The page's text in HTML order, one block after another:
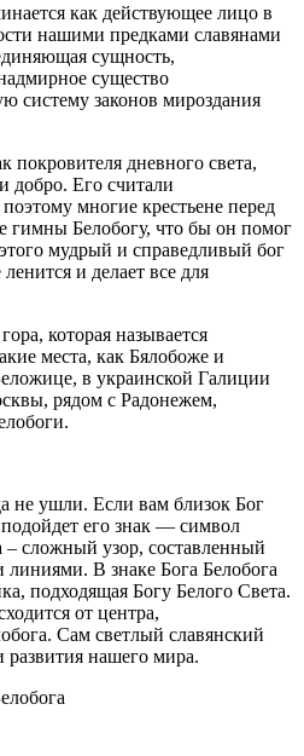
как действующее лицо в
нашими предками славянами
сущность,
существо
систему законов мироздания
покровителя дневного света,
добро. Его считали
многие крестьене перед
гимны Белобогу, что бы он помог
мудрый и справедливый бог
и делает все для
которая называется
места, как Бялобоже и
в украинской Галиции
рядом с Радонежем,
не ушли. Если вам близок Бог
подойдет его знак — символ
– сложный узор, составленный
В знаке Бога Белобога
подходящая Богу Белого Света.
от центра,
Сам светлый славянский
развития нашего мира.